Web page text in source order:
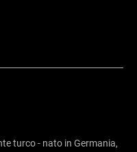
turco - nato in Germania,